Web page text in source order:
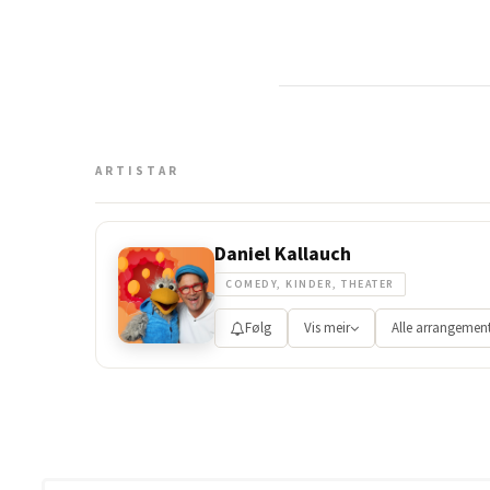
ARTISTAR
Daniel Kallauch
COMEDY, KINDER, THEATER
Følg Vis meir Alle